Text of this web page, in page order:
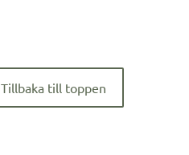
Tillbaka till toppen